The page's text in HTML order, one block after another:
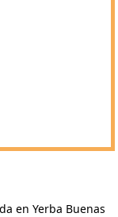
en Yerba Buenas